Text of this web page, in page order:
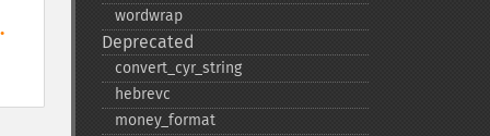
wordwrap
Deprecated
convert_​cyr_​string
hebrevc
money_​format